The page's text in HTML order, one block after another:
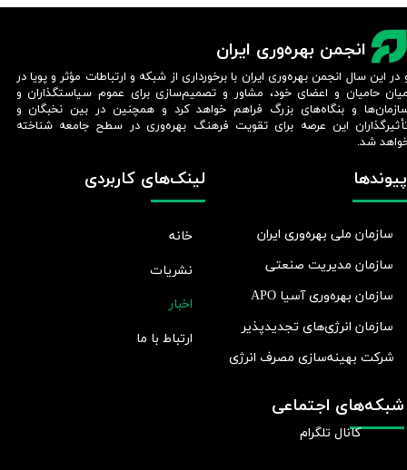
انجمن بهره‌وری ایران
لینک‌های کاربردی
خانه
نشریات
اخبار
ارتباط با ما
پیوندها
سازمان ملی بهره‌وری ایران
سازمان مدیریت صنعتی
سازمان بهره‌وری آسیا APO
سازمان انرژی‌های تجدیدپذیر
شرکت بهينه‌سازی مصرف انرژی
شبکه‌های اجتماعی
کانال تلگرام
در این سال انجمن بهره‌وری ایران با برخورداری از شبکه و ارتباطات مؤثر و پویا در
حامیان و اعضای خود، مشاور و تصمیم‌سازی برای عموم سیاستگذاران و
و بنگاه‌های بزرگ فراهم خواهد کرد و همچنین در بین نخبگان و
این عرصه برای تقویت فرهنگ بهره‌وری در سطح جامعه شناخته
شد.​​​​​​​